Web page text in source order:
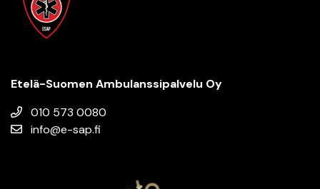
Etelä-Suomen Ambulanssi­palvelu Oy
010 573 0080
info@e-sap.fi